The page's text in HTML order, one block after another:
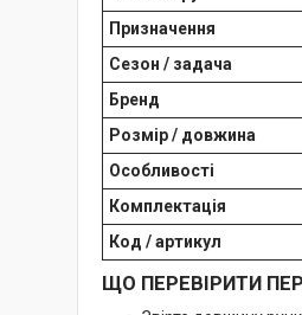
Призначення
Сезон / задача
Бренд
Розмір / довжина
Особливості
Комплектація
Код / артикул
ЩО ПЕРЕВІРИТИ